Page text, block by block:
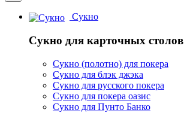
Сукно
Сукно для карточных столов
Сукно (полотно) для покера
Сукно для блэк джэка
Сукно для русского покера
Сукно для покера оазис
Сукно для Пунто Банко